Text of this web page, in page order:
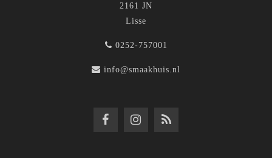
2161 JN
Lisse
0252-757001
info@smaakhuis.nl